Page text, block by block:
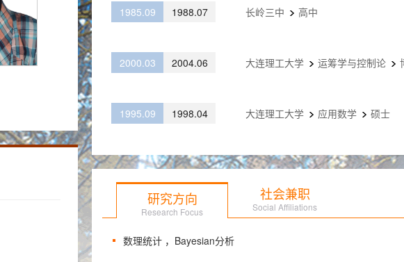
1985.09 1988.07 长岭三中 高中
2000.03 2004.06 大连理工大学 运筹学与控制论
1995.09 1998.04 大连理工大学 应用数学 硕士
研究方向
Research Focus
社会兼职
Social Affiliations
数理统计 ，Bayesian分析